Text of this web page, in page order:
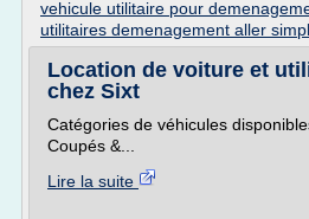
vehicule utilitaire pour
utilitaires demenagement aller
Location de voiture et
chez Sixt
Catégories de véhicules
Coupés &...
Lire la suite